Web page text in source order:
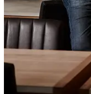
Uniques
Projects